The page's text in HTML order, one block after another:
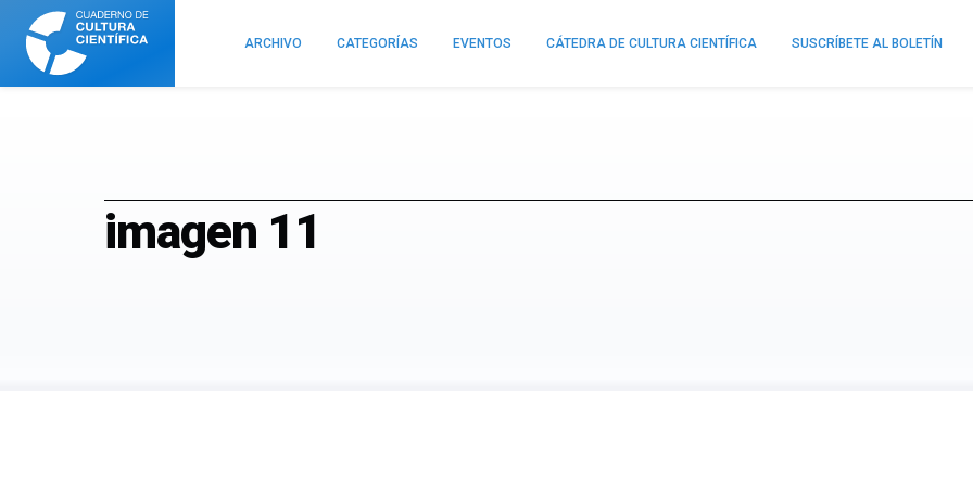
Cuaderno
Cultura
Científica
ARCHIVO CATEGORÍAS EVENTOS CÁTEDRA DE CULTURA CIENTÍFICA SUSCRÍBETE AL BOLETÍN
imagen 11